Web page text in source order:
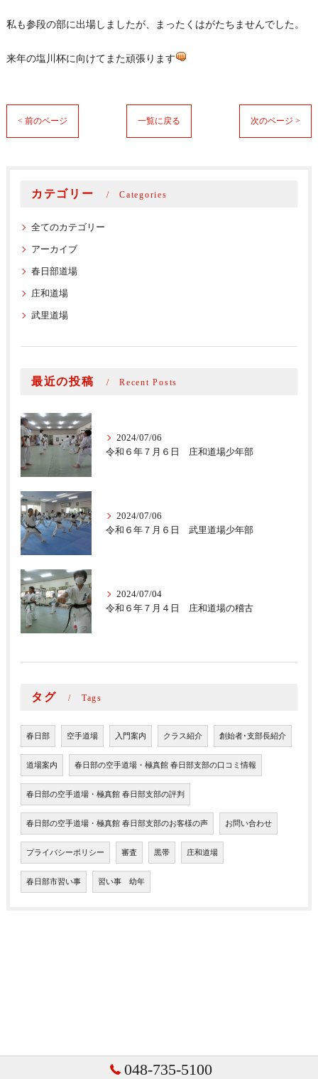
私も参段の部に出場しましたが、まったくはがたちませんでした。
来年の塩川杯に向けてまた頑張ります
< 前のページ 一覧に戻る 次のページ >
カテゴリー Categories
全てのカテゴリー
アーカイブ
春日部道場
庄和道場
武里道場
最近の投稿 Recent Posts
2024/07/06
令和６年７月６日 庄和道場少年部
2024/07/06
令和６年７月６日 武里道場少年部
2024/07/04
令和６年７月４日 庄和道場の稽古
タグ Tags
春日部 空手道場 入門案内 クラス紹介 創始者･支部長紹介
道場案内 春日部の空手道場・極真館 春日部支部の口コミ情報
春日部の空手道場・極真館 春日部支部の評判
春日部の空手道場・極真館 春日部支部のお客様の声 お問い合わせ
プライバシーポリシー 審査 黒帯 庄和道場
春日部市習い事 習い事 幼年
048-735-5100